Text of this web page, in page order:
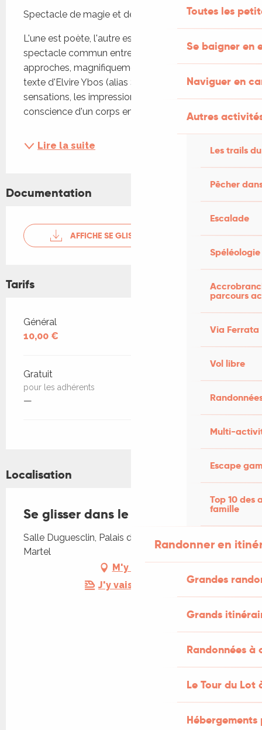
Toutes les
Se baigner en
Naviguer en
Autres
Les trails
Pêcher
Escalade
Spéléologie
parcours
Via Ferrata
Vol libre
Multi-
Escape
Top 10 des
famille
Randonner en
Grandes
Grands
Randonnées
Le Tour du Lot
Spectacle de magie et de poésie
L'une est poète, l'autre est magicien. Leur
spectacle commun entremêle ces deux
approches, magnifiquement complémentaires. Le
texte d'Elvire Ybos (alias Sylvie Robe) explore les
sensations, les impressions, les états de
conscience d'un corps en mouvement. Les...
Lire la suite
Documentation
AFFICHE SE GLISSER DANS LE RÉEL
Tarifs
Tarifs 2026
Général
10,00 €
Gratuit
pour les adhérents
—
Localisation
Se glisser dans le réel
Salle Duguesclin, Palais de la Raymondie, 46600
Martel
M'y rendre
J'y vais en train !